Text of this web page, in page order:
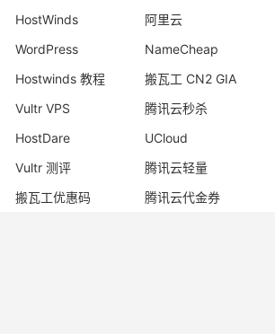
HostWinds
阿里云
WordPress
NameCheap
Hostwinds 教程
搬瓦工 CN2 GIA
Vultr VPS
腾讯云秒杀
HostDare
UCloud
Vultr 测评
腾讯云轻量
搬瓦工优惠码
腾讯云代金券